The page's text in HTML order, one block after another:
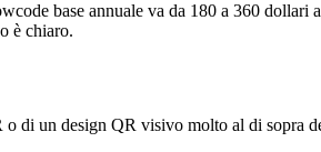
base annuale va da 180 a 360
è chiaro.
di un design QR visivo molto al di sopra